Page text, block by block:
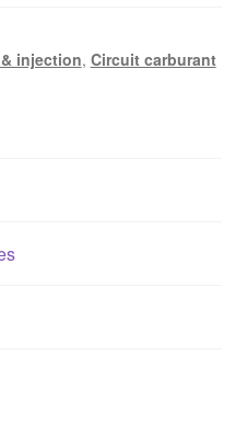
injection, Circuit carburant